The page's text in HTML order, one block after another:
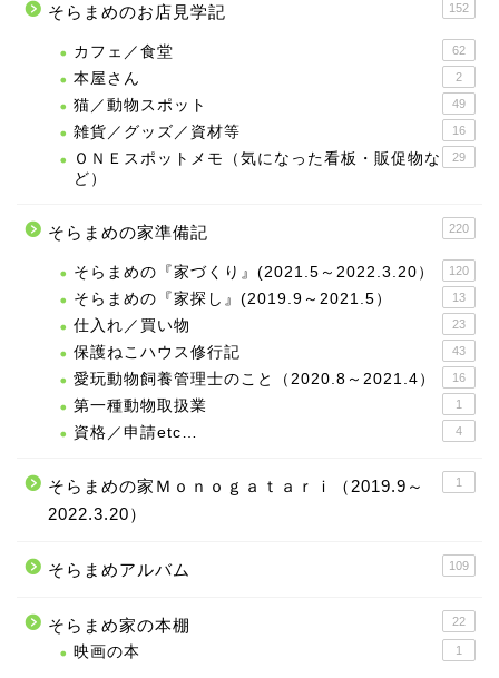
そらまめのお店見学記 152
カフェ／食堂 62
本屋さん 2
猫／動物スポット 49
雑貨／グッズ／資材等 16
ＯＮＥスポットメモ（気になった看板・販促物な
ど）
29
そらまめの家準備記 220
そらまめの『家づくり』(2021.5～2022.3.20） 120
そらまめの『家探し』(2019.9～2021.5） 13
仕入れ／買い物 23
保護ねこハウス修行記 43
愛玩動物飼養管理士のこと（2020.8～2021.4） 16
第一種動物取扱業 1
資格／申請etc… 4
そらまめの家Ｍｏｎｏｇａｔａｒｉ（2019.9～
2022.3.20）
1
そらまめアルバム 109
そらまめ家の本棚 22
映画の本 1